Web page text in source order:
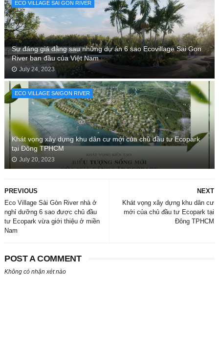
ECO VILLAGE SAI GON RIVER
Sự đáng giá đằng sau những dự án 6 sao Ecovillage Sai Gon
River ban đầu của Việt Nam
July 24, 2023
ECO VILLAGE SAIGON RIVER
Khát vọng xây dựng khu dân cư mới của chủ đầu tư Ecopark
tại Đông TPHCM
July 20, 2023
NEXT
Khát vọng xây dựng khu dân cư
mới của chủ đầu tư Ecopark tại
Đông TPHCM
PREVIOUS
Eco Village Sài Gòn River nhà ở
nghỉ dưỡng 6 sao được chủ đầu
tư Ecopark vừa giới thiệu ở miền
Nam
POST A COMMENT
Không có nhận xét nào